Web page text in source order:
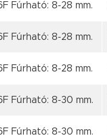
Fúrható: 8-28 mm.
Fúrható: 8-28 mm.
Fúrható: 8-28 mm.
Fúrható: 8-30 mm.
Fúrható: 8-30 mm.